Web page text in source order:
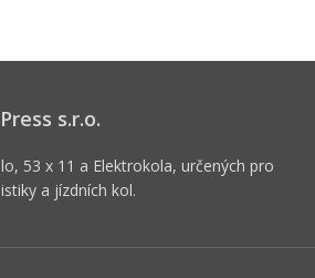
s.r.o.
53 x 11 a Elektrokola, určených pro
a jízdních kol.